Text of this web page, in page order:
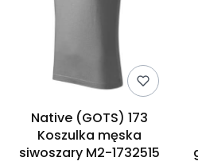
Native (GOTS) 173
Koszulka męska
siwoszary M2-1732515